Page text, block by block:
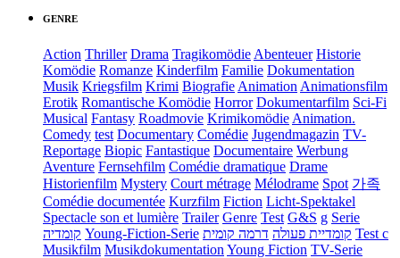
GENRE
Action Thriller Drama Tragikomödie Abenteuer Historie
Komödie Romanze Kinderfilm Familie Dokumentation
Musik Kriegsfilm Krimi Biografie Animation Animationsfilm
Erotik Romantische Komödie Horror Dokumentarfilm Sci-Fi
Musical Fantasy Roadmovie Krimikomödie Animation.
Comedy test Documentary Comédie Jugendmagazin TV-
Reportage Biopic Fantastique Documentaire Werbung
Aventure Fernsehfilm Comédie dramatique Drame
Historienfilm Mystery Court métrage Mélodrame Spot 가족
Comédie documentée Kurzfilm Fiction Licht-Spektakel
Spectacle son et lumière Trailer Genre Test G&S g Serie
קומדיה Young-Fiction-Serie קומדיית פעולה דרמה קומית
Test c
Musikfilm Musikdokumentation Young Fiction TV-Serie